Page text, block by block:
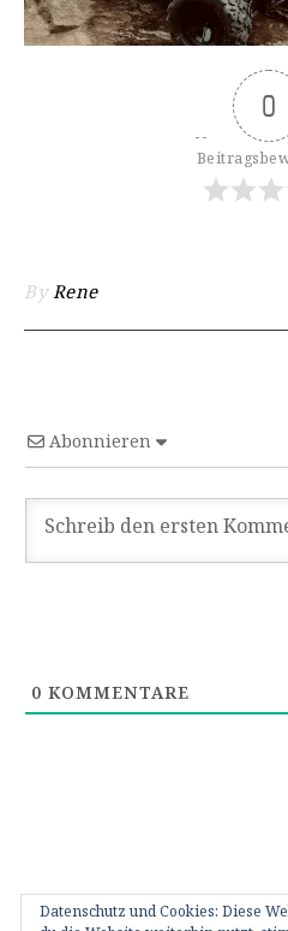
0
ByRene
Abonnieren
0 KOMMENTARE
Datenschutz und Cookies: Diese